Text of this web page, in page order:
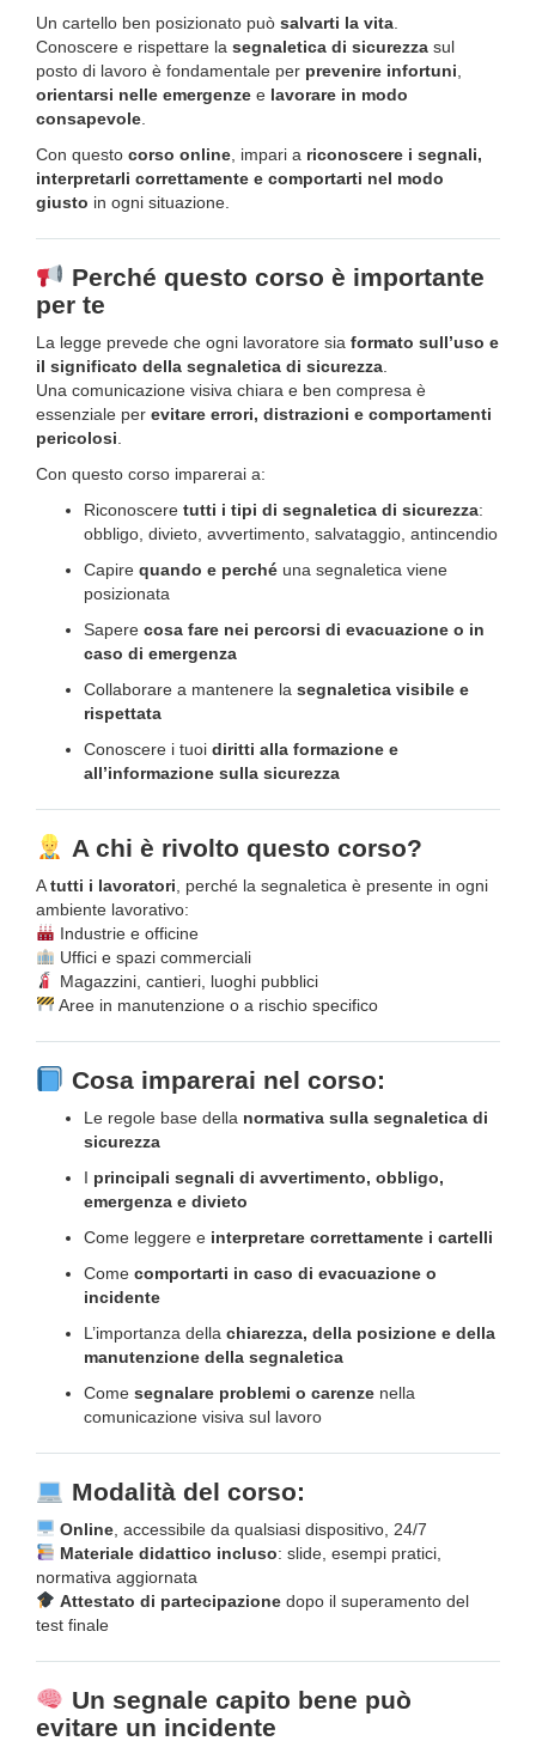
Un cartello ben posizionato può salvarti la vita
Conoscere e rispettare la segnaletica di sicurezza sul
posto di lavoro è fondamentale per prevenire infortuni
orientarsi nelle emergenze e lavorare in modo
consapevole
Con questo corso online , impari a riconoscere i segnali,
interpretarli correttamente e comportarti nel modo
giusto in ogni situazione.
Perché questo corso è importante
per te
La legge prevede che ogni lavoratore sia formato sull’uso e
il significato della segnaletica di sicurezza
Una comunicazione visiva chiara e ben compresa è
essenziale per evitare errori, distrazioni e comportamenti
pericolosi
Con questo corso imparerai a:
Riconoscere tutti i tipi di segnaletica di sicurezza:
obbligo, divieto, avvertimento, salvataggio, antincendio
Capire quando e perché una segnaletica viene
posizionata
Sapere cosa fare nei percorsi di evacuazione o in
caso di emergenza
Collaborare a mantenere la segnaletica visibile e
rispettata
Conoscere i tuoi diritti alla formazione e
all’informazione sulla sicurezza
A chi è rivolto questo corso?
Atutti i lavoratori , perché la segnaletica è presente in ogni
ambiente lavorativo:
Industrie e officine
Uffici e spazi commerciali
Magazzini, cantieri, luoghi pubblici
Aree in manutenzione o a rischio specifico
Cosa imparerai nel corso:
Le regole base della normativa sulla segnaletica di
sicurezza
I principali segnali di avvertimento, obbligo,
emergenza e divieto
Come leggere e interpretare correttamente i cartelli
Come comportarti in caso di evacuazione o
incidente
L’importanza della chiarezza, della posizione e della
manutenzione della segnaletica
Come segnalare problemi o carenze nella
comunicazione visiva sul lavoro
Modalità del corso:
Online, accessibile da qualsiasi dispositivo, 24/7
Materiale didattico incluso: slide, esempi pratici,
normativa aggiornata
Attestato di partecipazionedopo il superamento del
test finale
Un segnale capito bene può
evitare un incidente